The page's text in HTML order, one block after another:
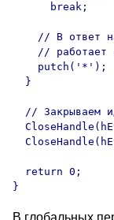
      break;
// В ответ
// работает
    putch('*');
  }
// Закрываем
  return 0;
В глобальных